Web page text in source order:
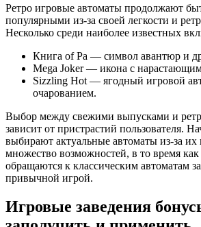
Ретро игровые автоматы продолжают
популярными из-за своей легкости и
Несколько среди наиболее известных
Книга of Ра — символ авантюр и
Mega Joker — икона с
Sizzling Hot — ягодный игровой
очарованием.
Выбор между свежими выпусками и
зависит от пристрастий пользователя.
выбирают актуальные автоматы из-за их
множество возможностей, в то время
обращаются к классическим автоматам
привычной игрой.
Игровые заведения